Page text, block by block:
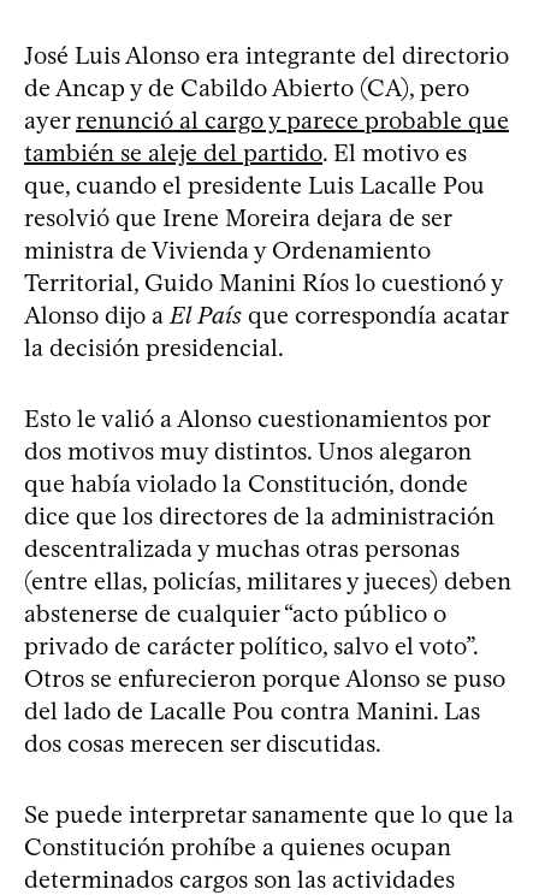
José Luis Alonso era integrante del directorio
de Ancap y de Cabildo Abierto (CA), pero
ayerrenunció al cargo y parece probable que
también se aleje del partido. El motivo es
que, cuando el presidente Luis Lacalle Pou
resolvió que Irene Moreira dejara de ser
ministra de Vivienda y Ordenamiento
Territorial, Guido Manini Ríos lo cuestionó y
Alonso dijo a El País que correspondía acatar
la decisión presidencial.
Esto le valió a Alonso cuestionamientos por
dos motivos muy distintos. Unos alegaron
que había violado la Constitución, donde
dice que los directores de la administración
descentralizada y muchas otras personas
(entre ellas, policías, militares y jueces) deben
abstenerse de cualquier “acto público o
privado de carácter político, salvo el voto”.
Otros se enfurecieron porque Alonso se puso
del lado de Lacalle Pou contra Manini. Las
dos cosas merecen ser discutidas.
Se puede interpretar sanamente que lo que la
Constitución prohíbe a quienes ocupan
determinados cargos son las actividades